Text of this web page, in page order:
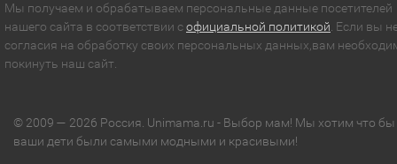
Мы получаем и обрабатываем персональные данные посетителей
нашего сайта в соответствии софициальной политикой . Если вы
согласия на обработку своих персональных данных,вам
покинуть наш сайт.
© 2009 — 2026 Россия. Unimama.ru - Выбор мам! Мы хотим что бы
ваши дети были самыми модными и красивыми!